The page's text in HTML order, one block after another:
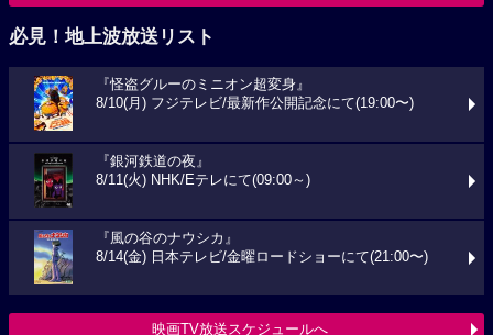
必見！地上波放送リスト
『怪盗グルーのミニオン超変身』
8/10(月) フジテレビ/最新作公開記念にて(19:00〜)
『銀河鉄道の夜』
8/11(火) NHK/Eテレにて(09:00～)
『風の谷のナウシカ』
8/14(金) 日本テレビ/金曜ロードショーにて(21:00〜)
映画TV放送スケジュールへ